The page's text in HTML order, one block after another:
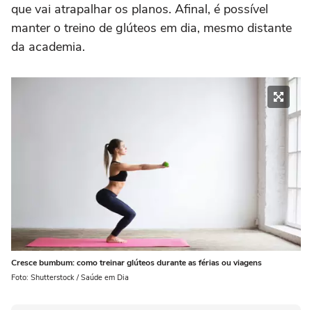
que vai atrapalhar os planos. Afinal, é possível
manter o treino de glúteos em dia, mesmo distante
da academia.
Cresce bumbum: como treinar glúteos durante as férias ou viagens
Foto: Shutterstock / Saúde em Dia